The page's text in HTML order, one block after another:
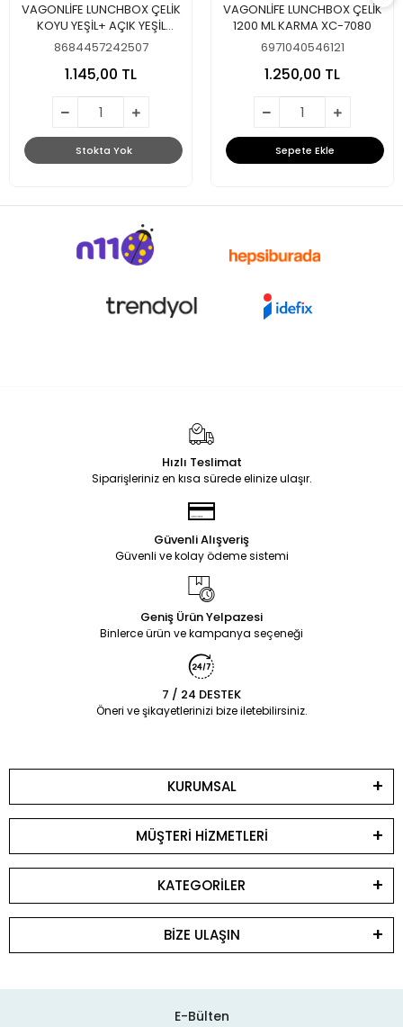
VAGONLİFE LUNCHBOX ÇELİK
KOYU YEŞİL+ AÇIK YEŞİL
BL701000
8684457242507
1.145,00 TL
Stokta Yok
VAGONLİFE LUNCHBOX ÇELİK
1200 ML KARMA XC-7080
6971040546121
1.250,00 TL
Sepete Ekle
Hızlı Teslimat
Siparişleriniz en kısa sürede elinize ulaşır.
Güvenli Alışveriş
Güvenli ve kolay ödeme sistemi
Geniş Ürün Yelpazesi
Binlerce ürün ve kampanya seçeneği
7 / 24 DESTEK
Öneri ve şikayetlerinizi bize iletebilirsiniz.
KURUMSAL
MÜŞTERİ HİZMETLERİ
KATEGORİLER
BİZE ULAŞIN
E-Bülten